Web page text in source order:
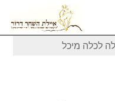
לכלה מיכל